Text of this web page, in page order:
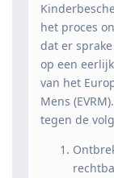
het proces
dat er
op een
van het
Mens
tegen de